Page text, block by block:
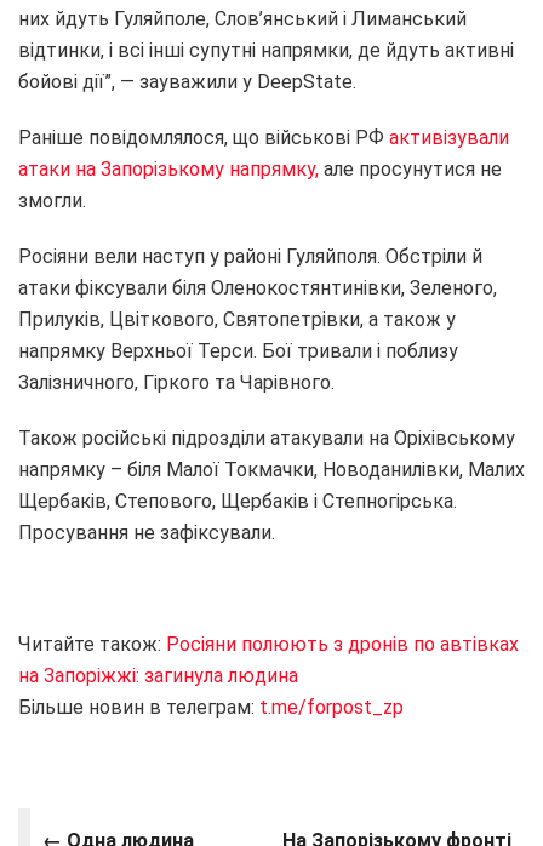
них йдуть Гуляйполе, Слов’янський і Лиманський
відтинки, і всі інші супутні напрямки, де йдуть активні
бойові дії”, — зауважили у DeepState.
Раніше повідомлялося, що військові РФ активізували
атаки на Запорізькому напрямку, але просунутися не
змогли.
Росіяни вели наступ у районі Гуляйполя. Обстріли й
атаки фіксували біля Оленокостянтинівки, Зеленого,
Прилуків, Цвіткового, Святопетрівки, а також у
напрямку Верхньої Терси. Бої тривали і поблизу
Залізничного, Гіркого та Чарівного.
Також російські підрозділи атакували на Оріхівському
напрямку – біля Малої Токмачки, Новоданилівки, Малих
Щербаків, Степового, Щербаків і Степногірська.
Просування не зафіксували.
Читайте також: Росіяни полюють з дронів по автівках
на Запоріжжі: загинула людина
Більше новин в телеграм: t.me/forpost_zp
← Одна людина
На Запорізькому фронті